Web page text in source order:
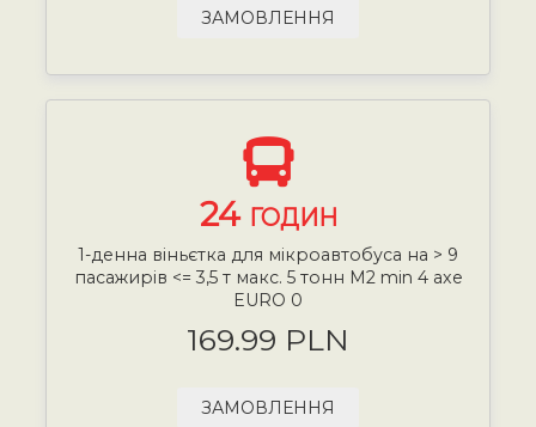
ЗАМОВЛЕННЯ
24 ГОДИН
1-денна віньєтка для мікроавтобуса на > 9
пасажирів <= 3,5 т макс. 5 тонн М2 min 4 axe
EURO 0
169.99 PLN
ЗАМОВЛЕННЯ